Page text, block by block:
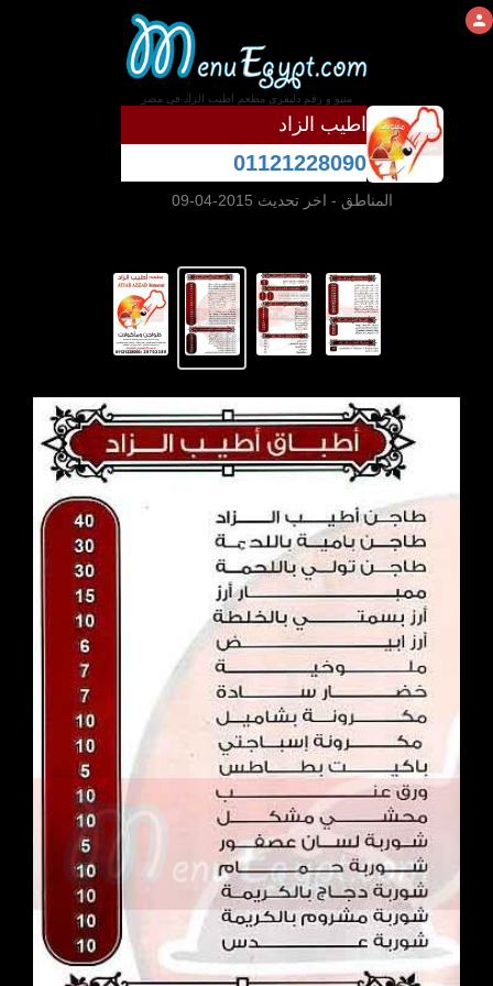
منيو و رقم دليفرى مطعم اطيب الزاد فى مصر
اطيب الزاد
01121228090
المناطق - اخر تحديث 2015-04-09